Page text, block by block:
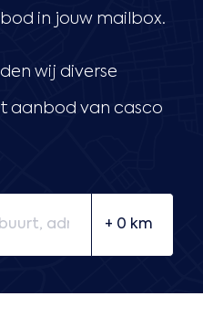
in jouw mailbox.
wij diverse
aanbod van casco